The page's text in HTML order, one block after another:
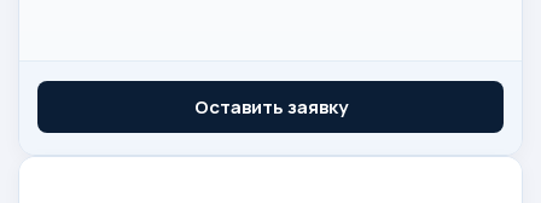
Оставить заявку